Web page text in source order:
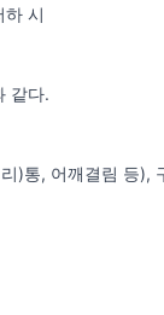
시
같다.
)통, 어깨결림 등